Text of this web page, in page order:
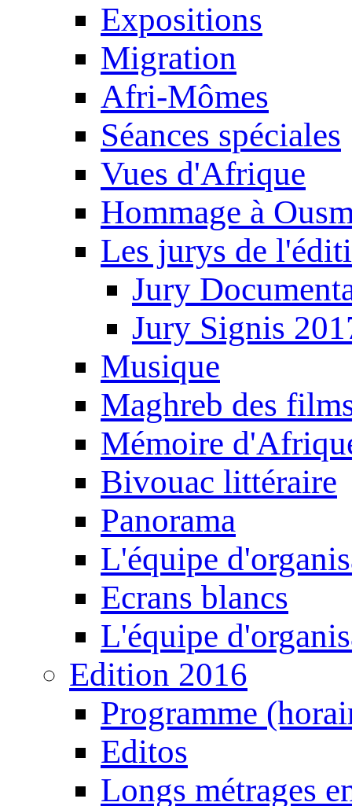
Expositions
Migration
Afri-Mômes
Séances spéciales
Vues d'Afrique
Hommage à
Les jurys de
Jury
Jury Signis
Musique
Maghreb des
Mémoire
Bivouac littéraire
Panorama
L'équipe
Ecrans blancs
L'équipe
Edition 2016
Programme
Editos
Longs métrages